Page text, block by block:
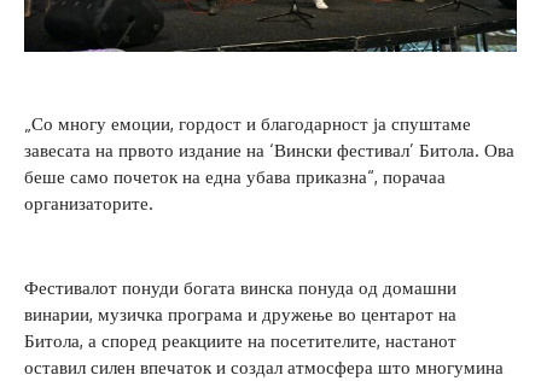
„Со многу емоции, гордост и благодарност ја спуштаме
завесата на првото издание на ‘Вински фестивал’ Битола. Ова
беше само почеток на една убава приказна“, порачаа
организаторите.
Фестивалот понуди богата винска понуда од домашни
винарии, музичка програма и дружење во центарот на
Битола, а според реакциите на посетителите, настанот
оставил силен впечаток и создал атмосфера што многумина